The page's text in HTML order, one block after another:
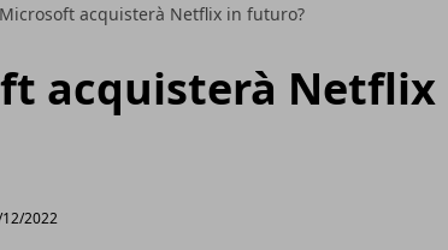
Microsoft acquisterà Netflix in futuro?
acquisterà Netflix
2022